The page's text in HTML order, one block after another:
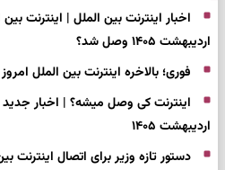
اردیبهشت ۱۴۰۵ وصل شد؟
فوری؛ بالاخره اینترنت بین الملل امروز 16 اردیبهشت وصل شد
اردیبهشت ۱۴۰۵
دستور تازه وزیر برای اتصال اینترنت